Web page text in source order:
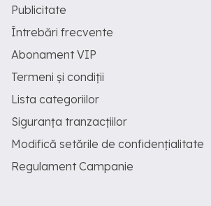
Publicitate
Întrebări frecvente
Abonament VIP
Termeni și condiții
Lista categoriilor
Siguranța tranzacțiilor
Modifică setările de confidențialitate
Regulament Campanie